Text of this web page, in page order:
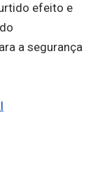
efeito e
a segurança